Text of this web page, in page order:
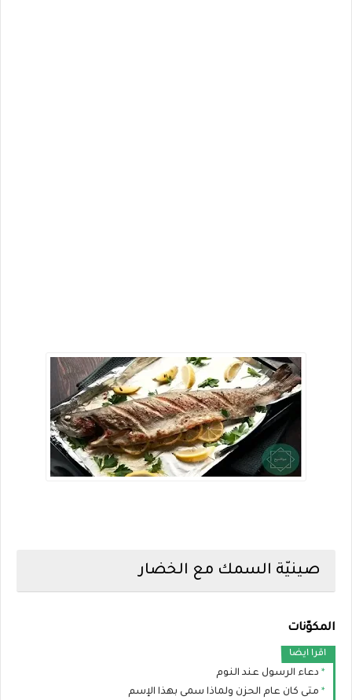
صينيّة السمك مع الخضار
المكوّنات
اقرا ايضا
دعاء الرسول عند النوم
متى كان عام الحزن ولماذا سمى بهذا الإسم